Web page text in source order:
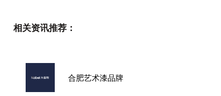
相关资讯推荐：
合肥艺术漆品牌